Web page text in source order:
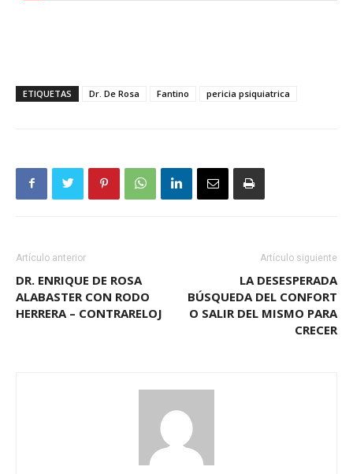
ETIQUETAS Dr. De Rosa Fantino pericia psiquiatrica
Artículo anterior
DR. ENRIQUE DE ROSA
ALABASTER CON RODO
HERRERA – CONTRARELOJ
Artículo siguiente
LA DESESPERADA
BÚSQUEDA DEL CONFORT
O SALIR DEL MISMO PARA
CRECER